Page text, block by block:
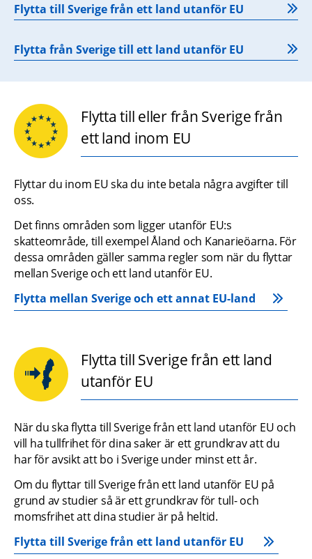
Flytta till Sverige från ett land utanför EU
Flytta från Sverige till ett land utanför EU
Flytta till eller från Sverige från
ett land inom EU
Flyttar du inom EU ska du inte betala några avgifter till
oss.
Det finns områden som ligger utanför EU:s
skatteområde, till exempel Åland och Kanarieöarna. För
dessa områden gäller samma regler som när du flyttar
mellan Sverige och ett land utanför EU.
Flytta mellan Sverige och ett annat EU-land
Flytta till Sverige från ett land
utanför EU
När du ska flytta till Sverige från ett land utanför EU och
vill ha tullfrihet för dina saker är ett grundkrav att du
har för avsikt att bo i Sverige under minst ett år.
Om du flyttar till Sverige från ett land utanför EU på
grund av studier så är ett grundkrav för tull- och
momsfrihet att dina studier är på heltid.
Flytta till Sverige från ett land utanför EU